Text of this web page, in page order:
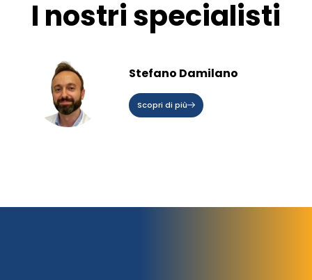
I nostri specialisti
Stefano Damilano
Scopri di più